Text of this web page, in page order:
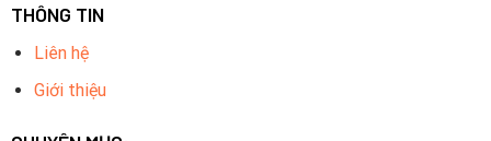
THÔNG TIN
Liên hệ
Giới thiệu